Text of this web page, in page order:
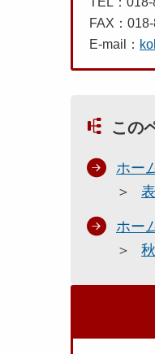
FAX：
E-mail：
この
ホー
ホー